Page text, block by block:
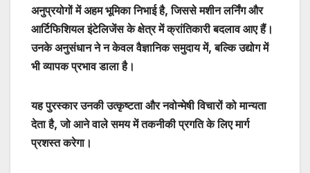
अनुप्रयोगों में अहम भूमिका निभाई है, जिससे मशीन लर्निंग और
आर्टिफिशियल इंटेलिजेंस के क्षेत्र में क्रांतिकारी बदलाव आए हैं।
उनके अनुसंधान ने न केवल वैज्ञानिक समुदाय में, बल्कि उद्योग में
भी व्यापक प्रभाव डाला है।
यह पुरस्कार उनकी उत्कृष्टता और नवोन्मेषी विचारों को मान्यता
देता है, जो आने वाले समय में तकनीकी प्रगति के लिए मार्ग
प्रशस्त करेगा।